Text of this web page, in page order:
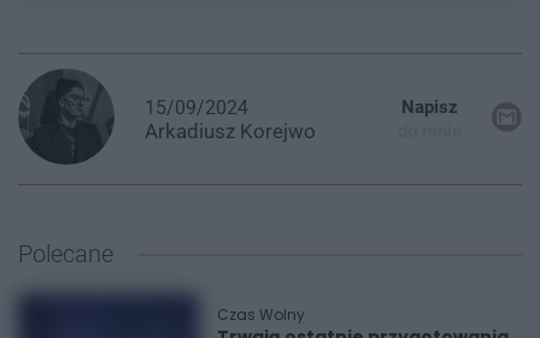
15/09/2024
Arkadiusz Korejwo
Napisz
Polecane
Czas Wolny